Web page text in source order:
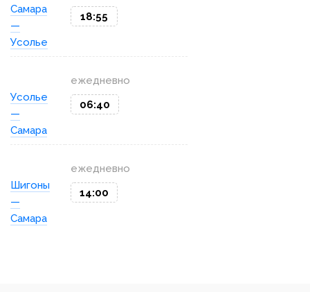
Самара
—
Усолье
18:55
Усолье
—
Самара
ежедневно
06:40
Шигоны
—
Самара
ежедневно
14:00